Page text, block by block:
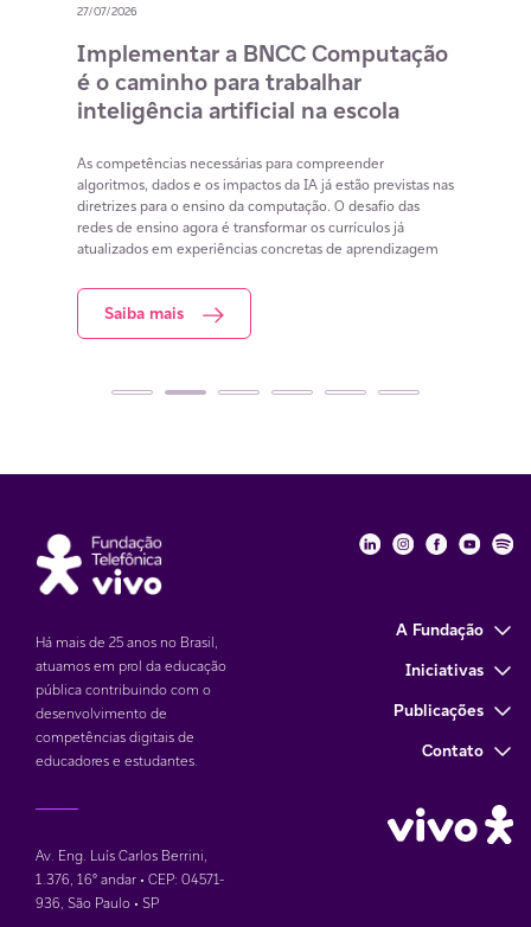
27/07/2026
Implementar a BNCC Computação
é o caminho para trabalhar
inteligência artificial na escola
As competências necessárias para compreender
algoritmos, dados e os impactos da IA já estão previstas nas
diretrizes para o ensino da computação. O desafio das
redes de ensino agora é transformar os currículos já
atualizados em experiências concretas de aprendizagem
Saiba mais
Há mais de 25 anos no Brasil,
atuamos em prol da educação
pública contribuindo com o
desenvolvimento de
competências digitais de
educadores e estudantes.
Av. Eng. Luís Carlos Berrini,
1.376, 16° andar • CEP: 04571-
936, São Paulo • SP
Fundação
Fundação
A Fundação
Iniciativas
Publicações
Contato